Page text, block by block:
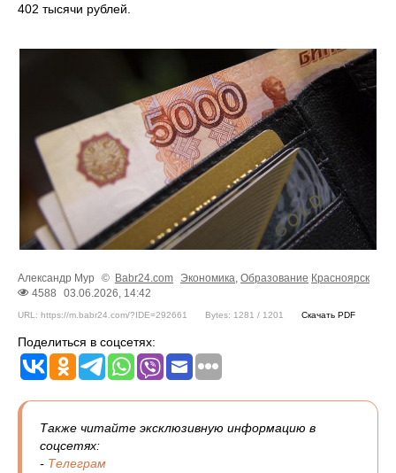
402 тысячи рублей.
Александр Мур © Babr24.com Экономика, Образование Красноярск
4588
03.06.2026, 14:42
URL: https://m.babr24.com/?IDE=292661 Bytes: 1281 / 1201 Скачать PDF
Поделиться в соцсетях:
Также читайте эксклюзивную информацию в
соцсетях:
- Телеграм